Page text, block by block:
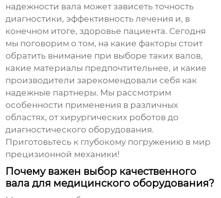
надежности вала может зависеть точность
диагностики, эффективность лечения и, в
конечном итоге, здоровье пациента. Сегодня
мы поговорим о том, на какие факторы стоит
обратить внимание при выборе таких валов,
какие материалы предпочтительнее, и какие
производители зарекомендовали себя как
надежные партнеры. Мы рассмотрим
особенности применения в различных
областях, от хирургических роботов до
диагностического оборудования.
Приготовьтесь к глубокому погружению в мир
прецизионной механики!
Почему важен выбор качественного
вала для медицинского оборудования?